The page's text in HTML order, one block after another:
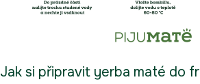
Jak si připravit yerba maté do